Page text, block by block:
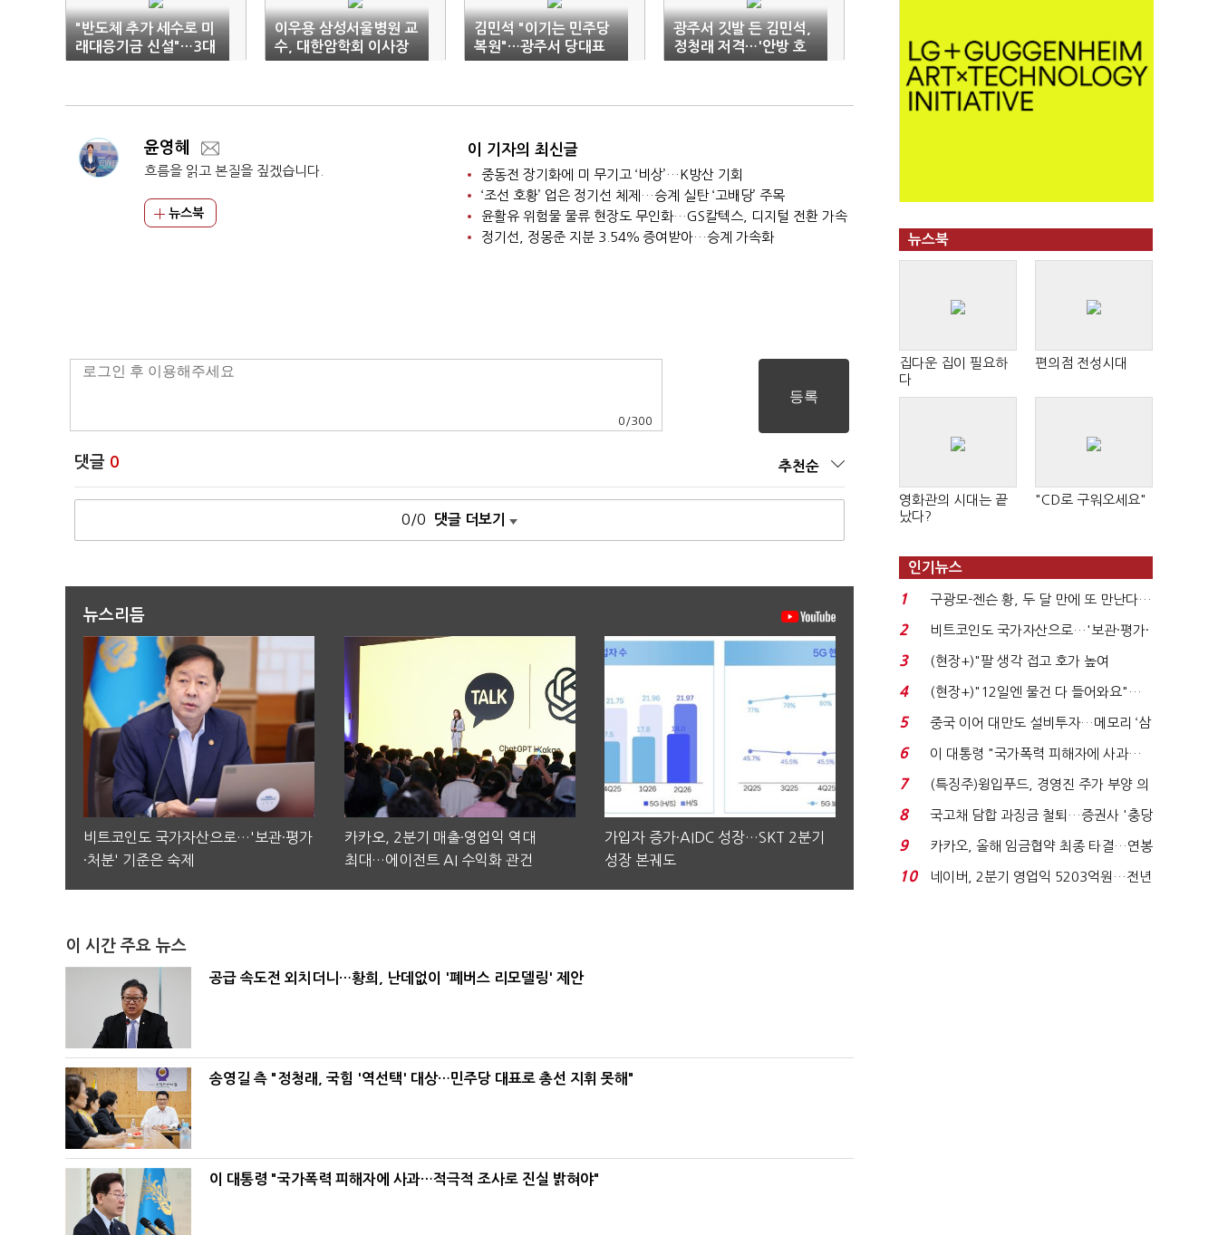
"반도체 추가 세수로 미
래대응기금 신설"…3대
메가프로젝트 속도전
이우용 삼성서울병원 교
수, 대한암학회 이사장
취임
김민석 "이기는 민주당
복원"…광주서 당대표
출마 선언(전문)
광주서 깃발 든 김민석,
정청래 저격…'안방 호
남' 쟁탈전 돌입
윤영혜
흐름을 읽고 본질을 짚겠습니다.
뉴스북
이 기자의 최신글
중동전 장기화에 미 무기고 ‘비상’…K방산 기회
‘조선 호황’ 업은 정기선 체제…승계 실탄 ‘고배당’ 주목
윤활유 위험물 물류 현장도 무인화…GS칼텍스, 디지털 전환 가속
정기선, 정몽준 지분 3.54％ 증여받아…승계 가속화
0 /300
댓글 0 추천순
0/0 댓글 더보기
뉴스리듬
비트코인도 국가자산으로…'보관·평가
·처분' 기준은 숙제
카카오, 2분기 매출·영업익 역대
최대…에이전트 AI 수익화 관건
가입자 증가·AIDC 성장…SKT 2분기
성장 본궤도
이 시간 주요 뉴스
공급 속도전 외치더니…황희, 난데없이 '폐버스 리모델링' 제안
송영길 측 "정청래, 국힘 '역선택' 대상…민주당 대표로 총선 지휘 못해"
이 대통령 "국가폭력 피해자에 사과…적극적 조사로 진실 밝혀야"
뉴스북
집다운 집이 필요하
다
편의점 전성시대
영화관의 시대는 끝
났다?
"CD로 구워오세요"
인기뉴스
1
구광모-젠슨 황, 두 달 만에 또 만난다…
로봇·AI 등 논...
2
비트코인도 국가자산으로…'보관·평가·
처분' 기준은 ...
3
(현장+)"팔 생각 접고 호가 높여
요"…'덜 똘똘한 한 채' 20...
4
(현장+)"12일엔 물건 다 들어와요"…
빈 매대 채우며 문 연 ...
5
중국 이어 대만도 설비투자…메모리 ‘삼
국전쟁’
6
이 대통령 "국가폭력 피해자에 사과…
적극적 조사로 진...
7
(특징주)윙입푸드, 경영진 주가 부양 의
지에 상한가...
8
국고채 담합 과징금 철퇴…증권사 '충당
금 폭탄' 우려...
9
카카오, 올해 임금협약 최종 타결…연봉
6.3% 인상·격려...
10
네이버, 2분기 영업익 5203억원…전년